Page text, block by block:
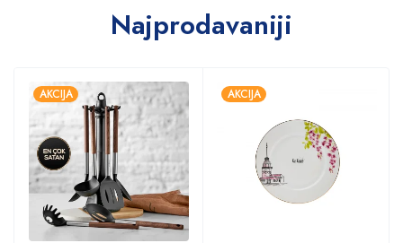
Najprodavaniji
AKCIJA AKCIJA